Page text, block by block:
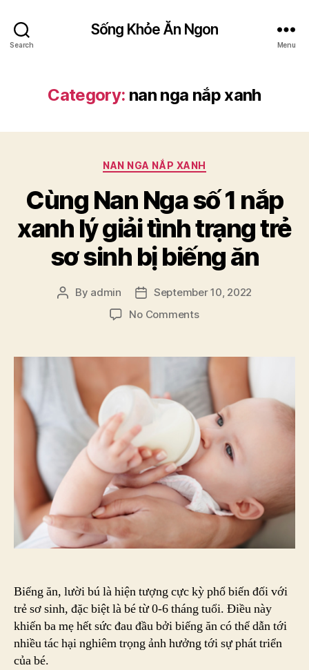
Search
Sống Khỏe Ăn Ngon
Menu
Category: nan nga nắp xanh
Categories
NAN NGA NẮP XANH
Cùng Nan Nga số 1 nắp
xanh lý giải tình trạng trẻ
sơ sinh bị biếng ăn
Post
By admin
Post
date
September 10, 2022
No Commentson
Nga
số
nắp
xanh
lý
giải
tình
trạng
trẻ
sơ
sinh
bị
Biếng ăn, lười bú là hiện tượng cực kỳ phổ biến đối với
trẻ sơ sinh, đặc biệt là bé từ 0-6 tháng tuổi. Điều này
khiến ba mẹ hết sức đau đầu bởi biếng ăn có thể dẫn tới
nhiều tác hại nghiêm trọng ảnh hưởng tới sự phát triển
của bé.